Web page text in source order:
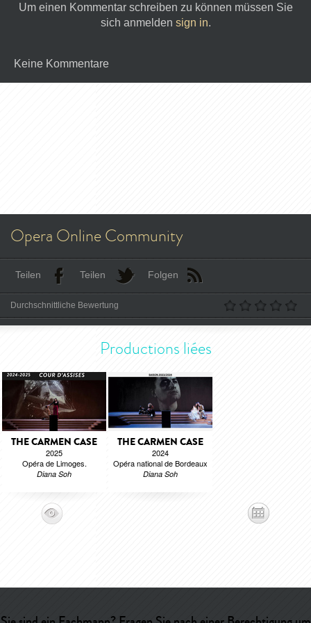
Um einen Kommentar schreiben zu können müssen Sie
sich anmelden sign in.
Keine Kommentare
Opera Online Community
Teilen Teilen Folgen
Durchschnittliche Bewertung
Productions liées
THE CARMEN CASE
2025
Opéra de Limoges.
Diana Soh
THE CARMEN CASE
2024
Opéra national de Bordeaux
Diana Soh